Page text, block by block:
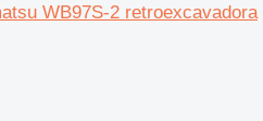
WB97S-2 retroexcavadora